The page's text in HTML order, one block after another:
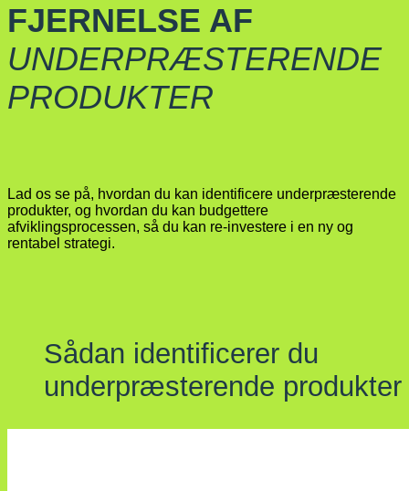
FJERNELSE AF
UNDERPRÆSTERENDE
PRODUKTER
Lad os se på, hvordan du kan identificere underpræsterende
produkter, og hvordan du kan budgettere
afviklingsprocessen, så du kan re-investere i en ny og
rentabel strategi.
Sådan identificerer du
underpræsterende produkter